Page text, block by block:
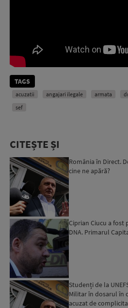
TAGS
acuzatii angajari ilegale armata
sef
CITEȘTE ȘI
România în Direct.
cine ne apără?
Ciprian Ciucu a
DNA. Primarul
Studenți de la
Militar în dosarul în
acuzat de